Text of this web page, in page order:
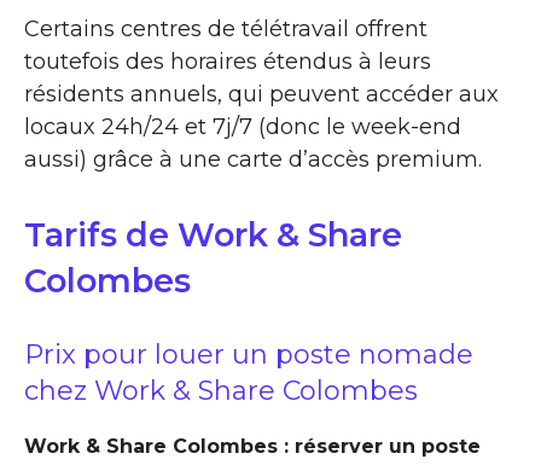
Certains centres de télétravail offrent
toutefois des horaires étendus à leurs
résidents annuels, qui peuvent accéder aux
locaux 24h/24 et 7j/7 (donc le week-end
aussi) grâce à une carte d’accès premium.
Tarifs de Work & Share
Colombes
Prix pour louer un poste nomade
chez Work & Share Colombes
Work & Share Colombes : réserver un poste